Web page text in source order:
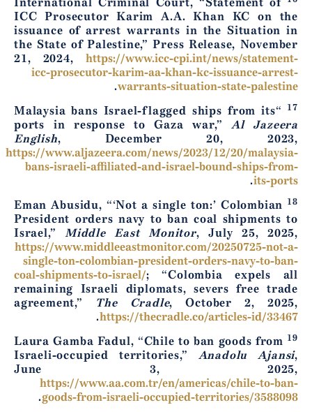
ICC Prosecutor Karim A.A. Khan KC on the
issuance of arrest warrants in the Situation in
the State of Palestine,” Press Release, November
21, 2024, https://www.icc-cpi.int/news/statement-
icc-prosecutor-karim-aa-khan-kc-issuance-arrest-
warrants-situation-state-palestine
.
17
“Malaysia bans Israel-flagged ships from its
ports in response to Gaza war,”Al Jazeera
English, December 20, 2023,
https://www.aljazeera.com/news/2023/12/20/malaysia-
bans-israeli-affiliated-and-israel-bound-ships-from-
its-ports
.
18
Eman Abusidu, “‘Not a single ton:’ Colombian
President orders navy to ban coal shipments to
Israel,” Middle East Monitor, July 25, 2025,
https://www.middleeastmonitor.com/20250725-not-a-
single-ton-colombian-president-orders-navy-to-ban-
coal-shipments-to-israel/; “Colombia expels all
remaining Israeli diplomats, severs free trade
agreement,” The Cradle, October 2, 2025,
https://thecradle.co/articles-id/33467
.
19
Laura Gamba Fadul, “Chile to ban goods from
Israeli-occupied territories,” Anadolu Ajansi,
June 3, 2025,
https://www.aa.com.tr/en/americas/chile-to-ban-
goods-from-israeli-occupied-territories/3588098
.